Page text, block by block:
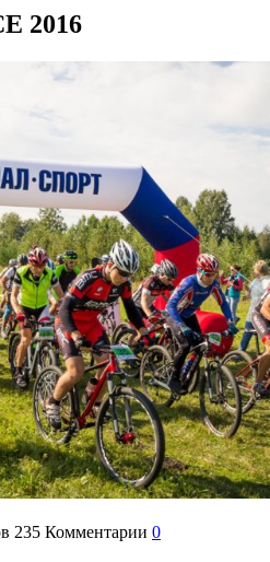
2016
235 Комментарии 0